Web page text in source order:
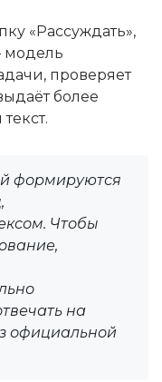
«Рассуждать»,
модель
проверяет
более
формируются
Чтобы
на
официальной